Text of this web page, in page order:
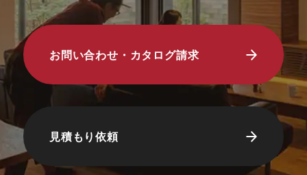
ていただきます。
・弊社のアンケートにご協力していただく
■ 個人情報の取り扱いについて
・ご入力いただきました情報は「
プライバ
お問い合わせ・カタログ請求
見積もり依頼